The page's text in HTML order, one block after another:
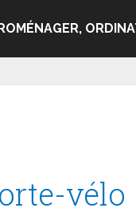
vélo